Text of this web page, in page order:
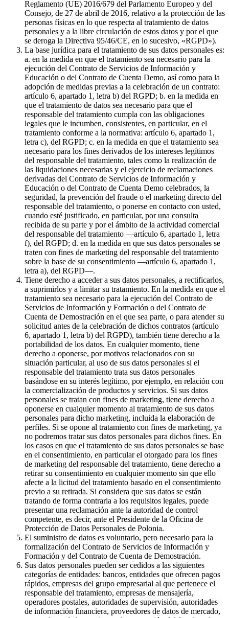
Reglamento (UE) 2016/679 del Parlamento Europeo y del
Consejo, de 27 de abril de 2016, relativo a la protección de las
personas físicas en lo que respecta al tratamiento de datos
personales y a la libre circulación de estos datos y por el que
se deroga la Directiva 95/46/CE, en lo sucesivo, «RGPD»).
La base jurídica para el tratamiento de sus datos personales es:
a. en la medida en que el tratamiento sea necesario para la
ejecución del Contrato de Servicios de Información y
Educación o del Contrato de Cuenta Demo, así como para la
adopción de medidas previas a la celebración de un contrato:
artículo 6, apartado 1, letra b) del RGPD; b. en la medida en
que el tratamiento de datos sea necesario para que el
responsable del tratamiento cumpla con las obligaciones
legales que le incumben, consistentes, en particular, en el
tratamiento conforme a la normativa: artículo 6, apartado 1,
letra c), del RGPD; c. en la medida en que el tratamiento sea
necesario para los fines derivados de los intereses legítimos
del responsable del tratamiento, tales como la realización de
las liquidaciones necesarias y el ejercicio de reclamaciones
derivadas del Contrato de Servicios de Información y
Educación o del Contrato de Cuenta Demo celebrados, la
seguridad, la prevención del fraude o el marketing directo del
responsable del tratamiento, o ponerse en contacto con usted,
cuando esté justificado, en particular, por una consulta
recibida de su parte y por el ámbito de la actividad comercial
del responsable del tratamiento —artículo 6, apartado 1, letra
f), del RGPD; d. en la medida en que sus datos personales se
traten con fines de marketing del responsable del tratamiento
sobre la base de su consentimiento —artículo 6, apartado 1,
letra a), del RGPD—.
Tiene derecho a acceder a sus datos personales, a rectificarlos,
a suprimirlos y a limitar su tratamiento. En la medida en que el
tratamiento sea necesario para la ejecución del Contrato de
Servicios de Información y Formación o del Contrato de
Cuenta de Demostración en el que sea parte, o para atender su
solicitud antes de la celebración de dichos contratos (artículo
6, apartado 1, letra b) del RGPD), también tiene derecho a la
portabilidad de los datos. En cualquier momento, tiene
derecho a oponerse, por motivos relacionados con su
situación particular, al uso de sus datos personales si el
responsable del tratamiento trata sus datos personales
basándose en su interés legítimo, por ejemplo, en relación con
la comercialización de productos y servicios. Si sus datos
personales se tratan con fines de marketing, tiene derecho a
oponerse en cualquier momento al tratamiento de sus datos
personales para dicho marketing, incluida la elaboración de
perfiles. Si se opone al tratamiento con fines de marketing, ya
no podremos tratar sus datos personales para dichos fines. En
los casos en que el tratamiento de sus datos personales se base
en el consentimiento, en particular el otorgado para los fines
de marketing del responsable del tratamiento, tiene derecho a
retirar su consentimiento en cualquier momento sin que ello
afecte a la licitud del tratamiento basado en el consentimiento
previo a su retirada. Si considera que sus datos se están
tratando de forma contraria a los requisitos legales, puede
presentar una reclamación ante la autoridad de control
competente, es decir, ante el Presidente de la Oficina de
Protección de Datos Personales de Polonia.
El suministro de datos es voluntario, pero necesario para la
formalización del Contrato de Servicios de Información y
Formación y del Contrato de Cuenta de Demostración.
Sus datos personales pueden ser cedidos a las siguientes
categorías de entidades: bancos, entidades que ofrecen pagos
rápidos, empresas del grupo empresarial al que pertenece el
responsable del tratamiento, empresas de mensajería,
operadores postales, autoridades de supervisión, autoridades
de información financiera, proveedores de datos de mercado,